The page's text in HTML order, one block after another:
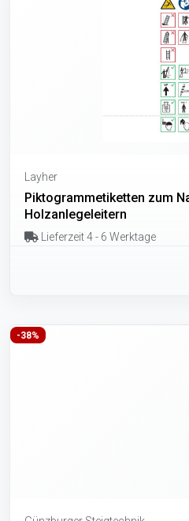
Layher
Piktogrammetiketten zum
Holzanlegeleitern
Lieferzeit 4 - 6 Werktage
-38%